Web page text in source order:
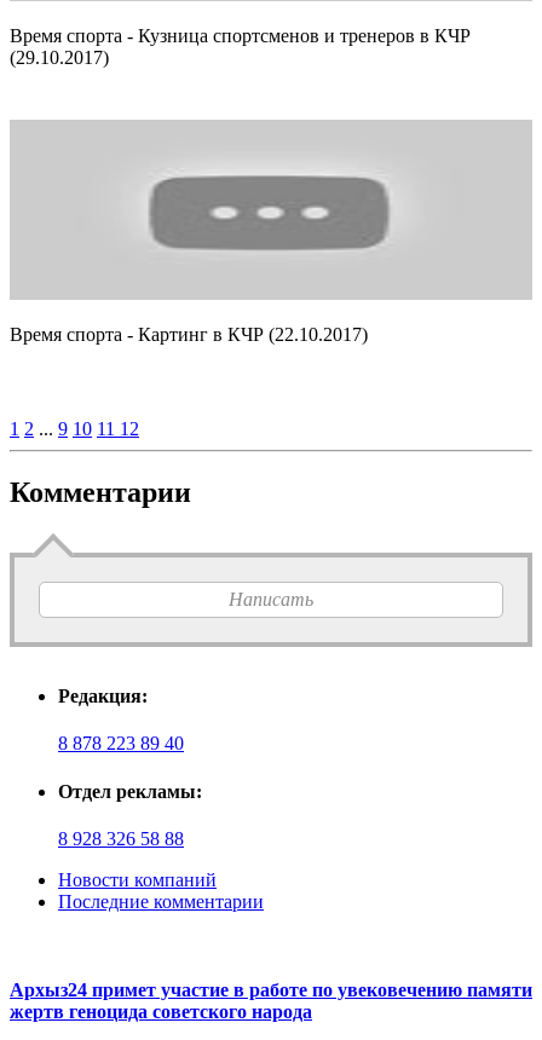
Время спорта - Кузница спортсменов и тренеров в КЧР
(29.10.2017)
Время спорта - Картинг в КЧР (22.10.2017)
1 2 ... 9 10 11 12
Комментарии
Написать
Редакция:
8 878 223 89 40
Отдел рекламы:
8 928 326 58 88
Новости компаний
Последние комментарии
Архыз24 примет участие в работе по увековечению памяти
жертв геноцида советского народа